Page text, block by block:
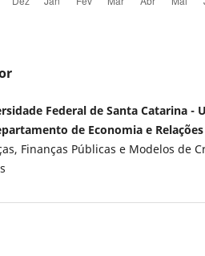
Federal de Santa Catarina -
de Economia e
Finanças Públicas e Modelos de